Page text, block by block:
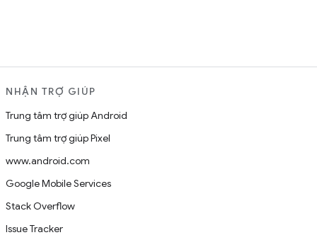
NHẬN TRỢ GIÚP
Trung tâm trợ giúp Android
Trung tâm trợ giúp Pixel
www.android.com
Google Mobile Services
Stack Overflow
Issue Tracker